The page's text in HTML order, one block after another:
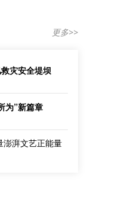
更多>>
灾安全堤坝
为”新篇章
澎湃文艺正能量